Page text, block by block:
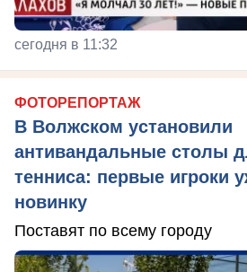
сегодня в 11:32
ФОТОРЕПОРТАЖ
В Волжском установили
антивандальные столы
тенниса: первые игроки
новинку
Поставят по всему городу